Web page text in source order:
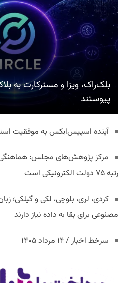
بلک‌راک، ویزا و مسترکارت به
پیوستند
آینده اسپیس‌ایکس به موفقیت
مرکز پژوهش‌های مجلس: هماهنگی
رتبه ۷۵ دولت الکترونیکی است
کردی، لری، بلوچی، لکی و گیلکی؛
مصنوعی برای بقا به داده نیاز دارند
سرخط اخبار / ۱۴ مرداد ۱۴۰۵